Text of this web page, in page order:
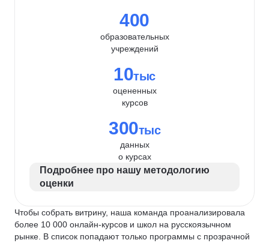
400
образовательных
учреждений
10тыс
оцененных
курсов
300тыс
данных
о курсах
Подробнее про нашу методологию
оценки
Чтобы собрать витрину, наша команда проанализировала
более 10 000 онлайн-курсов и школ на русскоязычном
рынке. В список попадают только программы с прозрачной